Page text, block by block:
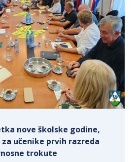
nove školske godine,
za učenike prvih razreda
trokute